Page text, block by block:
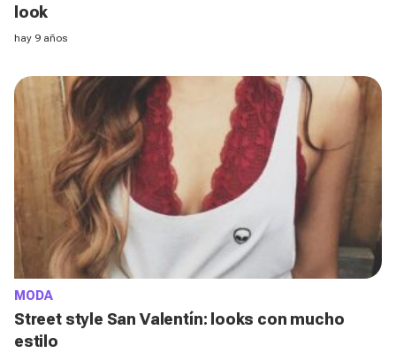
look
hay 9 años
MODA
Street style San Valentín: looks con mucho
estilo